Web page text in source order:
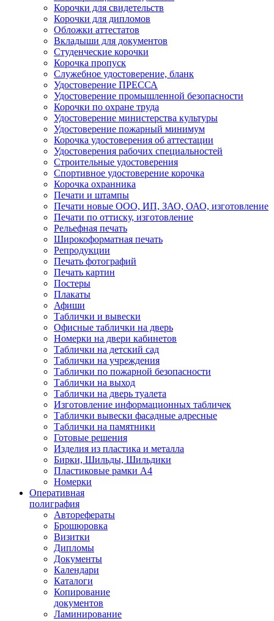
Корочки для свидетельств
Корочки для дипломов
Обложки аттестатов
Вкладыши для документов
Студенческие корочки
Корочка пропуск
Служебное удостоверение, бланк
Удостоверение ПРЕССА
Удостоверение промышленной безопасности
Корочки по охране труда
Удостоверение министерства культуры
Удостоверение пожарный минимум
Корочка удостоверения об аттестации
Удостоверения рабочих специальностей
Строительные удостоверения
Спортивное удостоверение корочка
Корочка охранника
Печати и штампы
Печати новые ООО, ИП, ЗАО, ОАО, изготовление
Печати по оттиску, изготовление
Рельефная печать
Широкоформатная печать
Репродукции
Печать фотографий
Печать картин
Постеры
Плакаты
Афиши
Таблички и вывески
Офисные таблички на дверь
Номерки на двери кабинетов
Таблички на детский сад
Таблички на учреждения
Таблички по пожарной безопасности
Таблички на выход
Таблички на дверь туалета
Изготовление информационных табличек
Таблички вывески фасадные адресные
Таблички на памятники
Готовые решения
Изделия из пластика и металла
Бирки, Шильды, Шильдики
Пластиковые рамки А4
Номерки
Оперативная
полиграфия
Авторефераты
Брошюровка
Визитки
Дипломы
Документы
Календари
Каталоги
Копирование
документов
Ламинирование